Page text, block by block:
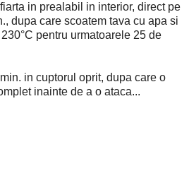
in prealabil in interior, direct pe
dupa care scoatem tava cu apa si
pentru urmatoarele 25 de
in cuptorul oprit, dupa care o
inainte de a o ataca...